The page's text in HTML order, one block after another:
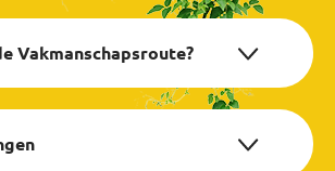
Vakmanschapsroute?